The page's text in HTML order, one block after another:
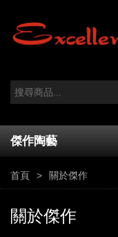
傑作陶藝
首頁 關於傑作
關於傑作